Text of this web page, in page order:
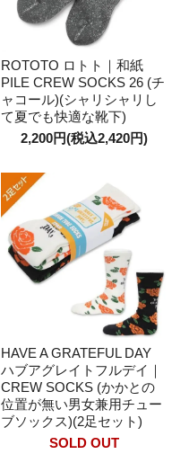
ROTOTO ロトト｜和紙
PILE CREW SOCKS 26 (チ
ャコール)(シャリシャリし
て夏でも快適な靴下)
2,200円(税込2,420円)
HAVE A GRATEFUL DAY
ハブアグレイトフルデイ｜
CREW SOCKS (かかとの
位置が無い男女兼用チュー
ブソックス)(2足セット)
SOLD OUT